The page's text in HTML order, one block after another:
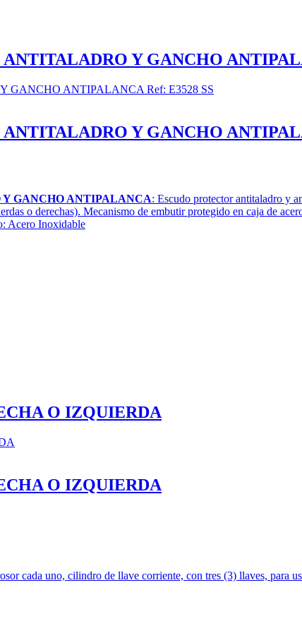
Y GANCHO
Y GANCHO
GANCHO ANTIPALANCA: Escudo protector antitaladro y
o derechas). Mecanismo de embutir protegido en caja de
Acero Inoxidable
O IZQUIERDA
O IZQUIERDA
cada uno, cilindro de llave corriente, con tres (3) llaves, para